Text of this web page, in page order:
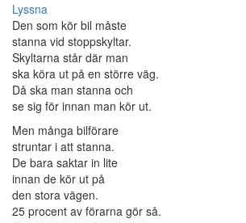
Lyssna
Den som kör bil måste
stanna vid stoppskyltar.
Skyltarna står där man
ska köra ut på en större väg.
Då ska man stanna och
se sig för innan man kör ut.
Men många bilförare
struntar i att stanna.
De bara saktar in lite
innan de kör ut på
den stora vägen.
25 procent av förarna gör så.